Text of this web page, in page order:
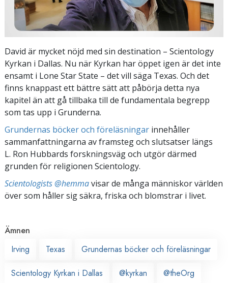
David är mycket nöjd med sin destination – Scientology
Kyrkan i Dallas. Nu när Kyrkan har öppet igen är det inte
ensamt i Lone Star State – det vill säga Texas. Och det
finns knappast ett bättre sätt att påbörja detta nya
kapitel än att gå tillbaka till de fundamentala begrepp
som tas upp i Grunderna.
Grundernas böcker och föreläsningar innehåller
sammanfattningarna av framsteg och slutsatser längs
L. Ron Hubbards forskningsväg och utgör därmed
grunden för religionen Scientology.
Scientologists @hemmavisar de många människor världen
över som håller sig säkra, friska och blomstrar i livet.
Ämnen
Irving
Texas Grundernas böcker och föreläsningar
Scientology Kyrkan i Dallas @kyrkan @theOrg